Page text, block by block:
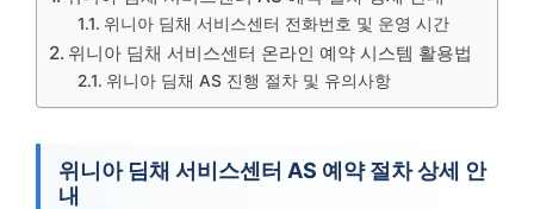
위니아 딤채 서비스센터 전화번호 및 운영 시간
위니아 딤채 서비스센터 온라인 예약 시스템 활용법
위니아 딤채 AS 진행 절차 및 유의사항
위니아 딤채 서비스센터 AS 예약 절차 상세 안
내